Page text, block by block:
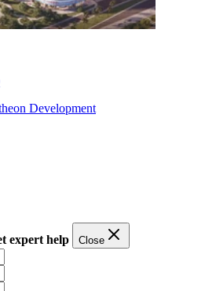
Development
expert help
Close